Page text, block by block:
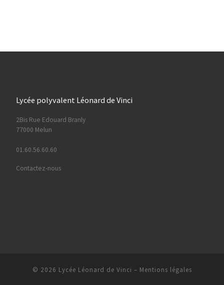
Lycée polyvalent Léonard de Vinci
2Bis Rue Edouard Branly
77000 Melun
01.60.56.60.60
Contactez-nous
© 2026 Lycée Léonard de Vinci – Mentions légales